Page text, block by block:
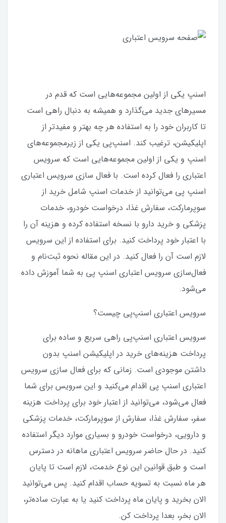
اسنپ یکی از اولین مجموعه‌هایی است که قدم در
مسیرهای جدید می‌گذارد و همیشه به دنبال راهی است
تا کاربران خود را به استفاده هر چه بهتر و مفیدتر از
اپلیکیشن‌، ترغیب کند. اسنپ‌پی یکی از زیرمجموعه‌های
اسنپ و یکی از اولین مجموعه‌هایی است که سرویس
اعتباری را فعال کرده است. با فعال سازی سرویس اعتباری
اسنپ پی می‌توانید از خدمات اسنپ شامل خرید از
سوپرمارکت، سفارش غذا، درخواست خودرو، خدمات
پزشکی و خرید دارو با نسخه استفاده کرده و هزینه آن را
با اعتبار خود پرداخت کنید. برای استفاده از این سرویس
لازم است آن را فعال کنید. در این مقاله نحوه ثبت‌نام و
فعال‌سازی سرویس اعتباری اسنپ پی به شما آموزش داده
می‌شود.
سرویس اعتباری اسنپ‌پی چیست؟
سرویس اعتباری اسنپ‌پی راهی سریع و ساده برای
پرداخت هزینه‌های خرید در اپلیکیشن اسنپ بدون
داشتن موجودی است. زمانی‌ که برای فعال سازی سرویس
اعتباری اسنپ پی اقدام می‌کنید و این سرویس برای شما
فعال می‌شود، می‌توانید از اعتبار خود برای پرداخت هزینه
سفر، سفارش غذا، سفارش از سوپرمارکت، خدمات پزشکی
و دارویی، درخواست خودرو و بسیاری موارد دیگر استفاده
کنید. در حال حاضر سرویس اعتباری ماهانه در دسترس
است و طبق قوانین این نوع خدمت، لازم است تا پایان
هر ماه نسبت به تسویه حساب اقدام کنید. پس می‌توانید
الان بخرید و پایان ماه پرداخت کنید یا به عبارت ساده‌تر،
الان بخر، بعدا پرداخت کن.